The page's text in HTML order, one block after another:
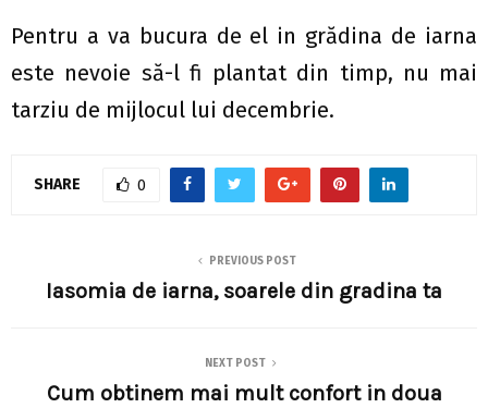
Pentru a va bucura de el in grădina de iarna
este nevoie să-l fi plantat din timp, nu mai
tarziu de mijlocul lui decembrie.
SHARE 0
PREVIOUS POST
Iasomia de iarna, soarele din gradina ta
NEXT POST
Cum obtinem mai mult confort in doua